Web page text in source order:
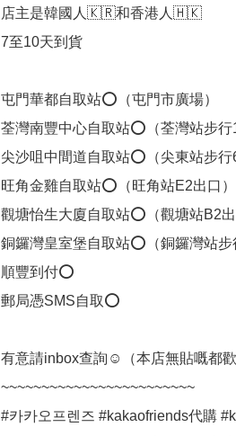
店主是韓國人🇰🇷和香港人🇭🇰
7至10天到貨
屯門華都自取站⭕（屯門市廣場）
荃灣南豐中心自取站⭕（荃灣站步行
尖沙咀中間道自取站⭕（尖東站步行
旺角金雞自取站⭕（旺角站E2出口）
觀塘怡生大廈自取站⭕（觀塘站B2出
銅鑼灣皇室堡自取站⭕（銅鑼灣站步
順豐到付⭕
郵局憑SMS自取⭕
有意請inbox查詢☺️（本店無貼嘅都歡
~~~~~~~~~~~~~~~~~~~~~~~~
#카카오프렌즈 #kakaofriends代購